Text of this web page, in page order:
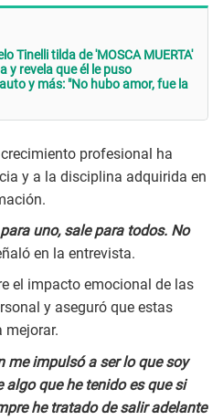
Tinelli tilda de 'MOSCA MUERTA'
y revela que él le puso
y más: "No hubo amor, fue la
profesional ha
y a la disciplina adquirida en
uno, sale para todos. No
en la entrevista.
el impacto emocional de las
y aseguró que estas
mejorar.
me impulsó a ser lo que soy
algo que he tenido es que si
he tratado de salir adelante